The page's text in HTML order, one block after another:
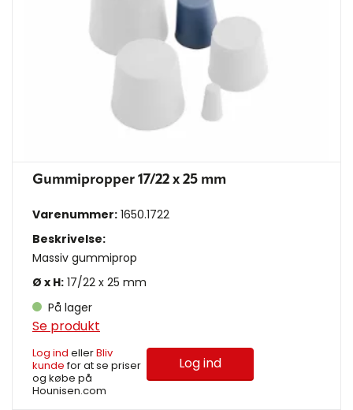
Gummipropper 17/22 x 25 mm
Varenummer: 1650.1722
Beskrivelse:
Massiv gummiprop
Ø x H: 17/22 x 25 mm
På lager
Se produkt
Log ind ellerBliv
kundefor at se priser
og købe på
Hounisen.com
Log ind